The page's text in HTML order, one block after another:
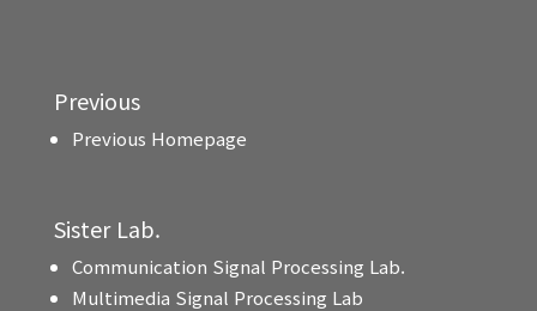
Previous
Previous Homepage
Sister Lab.
Communication Signal Processing Lab.
Multimedia Signal Processing Lab